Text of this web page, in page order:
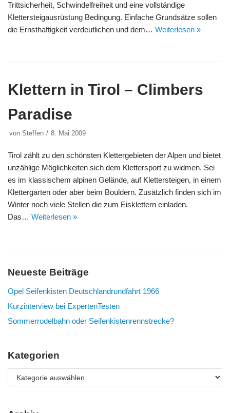
Trittsicherheit, Schwindelfreiheit und eine vollständige
Klettersteigausrüstung Bedingung. Einfache Grundsätze sollen
die Ernsthaftigkeit verdeutlichen und dem… Weiterlesen »
Klettern in Tirol – Climbers
Paradise
von Steffen 8. Mai 2009
Tirol zählt zu den schönsten Klettergebieten der Alpen und bietet
unzählige Möglichkeiten sich dem Klettersport zu widmen. Sei
es im klassischem alpinen Gelände, auf Klettersteigen, in einem
Klettergarten oder aber beim Bouldern. Zusätzlich finden sich im
Winter noch viele Stellen die zum Eisklettern einladen.
Das… Weiterlesen »
Neueste Beiträge
Opel Seifenkisten Deutschlandrundfahrt 1966
Kurzinterview bei ExpertenTesten
Sommerrodelbahn oder Seifenkistenrennstrecke?
Kategorien